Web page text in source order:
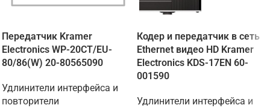
Передатчик Kramer
Electronics WP-20CT/EU-
80/86(W) 20-80565090
Удлинители интерфейса и
повторители
Кодер и передатчик в сеть
Ethernet видео HD Kramer
Electronics KDS-17EN 60-
001590
Удлинители интерфейса и